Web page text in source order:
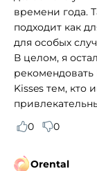
времени года.
подходит как
для особых
В целом, я
рекомендовать
Kisses тем, кто
0
0
Orental